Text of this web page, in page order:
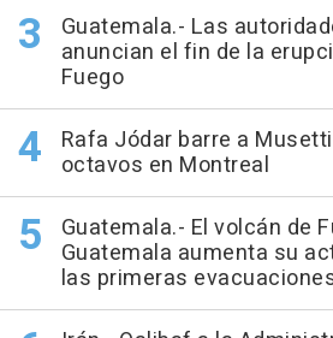
Guatemala.- Las
anuncian el fin de la
Fuego
Rafa Jódar barre a
octavos en Montreal
Guatemala.- El volcán de
Guatemala aumenta su
las primeras